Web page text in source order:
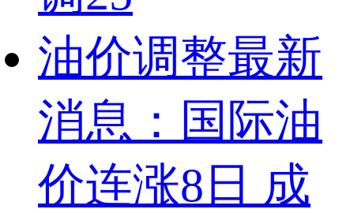
油价调整最新
消息：国际油
价连涨8日 成